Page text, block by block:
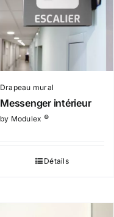
Drapeau mural
Messenger intérieur
by Modulex ©
Détails